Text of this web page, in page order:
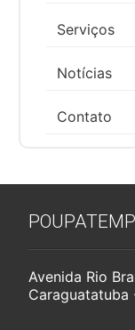
Serviços
Notícias
Contato
Avenida Rio
Caraguatatuba